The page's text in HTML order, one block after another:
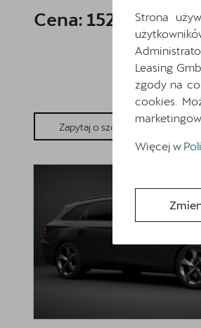
Cena: 152 145 zł
Zapytaj o szczegóły
Strona
Leasing
zgody na
cookies.
Więcej w